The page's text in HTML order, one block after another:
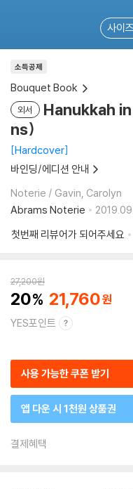
사이
소득공제
Bouquet Book
외서
Hanukkah
ns)
Hardcover
바인딩/에디션 안내
Noterie / Gavin, Carolyn
Abrams Noterie
첫번째 리뷰어가 되어주세요
27,200원
20 21,760
YES포인트
사용 가능한 쿠폰 받기
앱 다운 시 1천원 상품권
결제혜택